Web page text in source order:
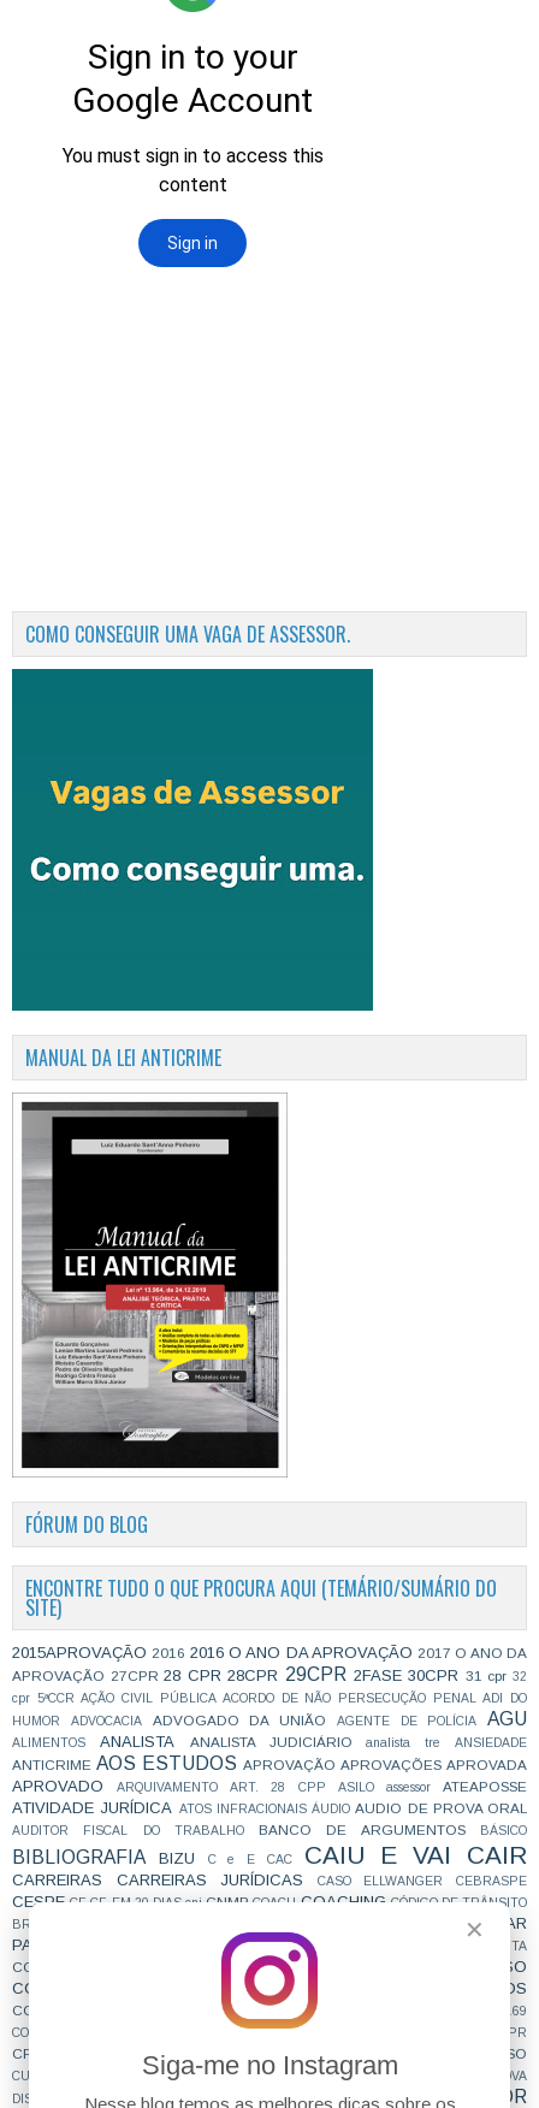
✕
Siga-me no Instagram
Nesse blog temos as melhores dicas sobre os
COMO CONSEGUIR UMA VAGA DE ASSESSOR.
MANUAL DA LEI ANTICRIME
FÓRUM DO BLOG
ENCONTRE TUDO O QUE PROCURA AQUI (TEMÁRIO/SUMÁRIO DO
SITE)
2015APROVAÇÃO 2016 2016 O ANO DA APROVAÇÃO 2017 O ANO DA
APROVAÇÃO 27CPR 28 CPR 28CPR 29CPR 2FASE 30CPR 31 cpr 32
cpr
5ªCCR AÇÃO CIVIL PÚBLICA ACORDO DE NÃO PERSECUÇÃO PENAL
ADI DO
HUMOR
ADVOCACIA ADVOGADO DA UNIÃO AGENTE DE POLÍCIA AGU
ALIMENTOS ANALISTA ANALISTA JUDICIÁRIO analista tre ANSIEDADE
ANTICRIME AOS ESTUDOS APROVAÇÃO APROVAÇÕES APROVADA
APROVADO ARQUIVAMENTO ART. 28 CPP ASILO assessor ATEAPOSSE
ATIVIDADE JURÍDICA ATOS INFRACIONAIS ÁUDIO AUDIO DE PROVA ORAL
AUDITOR FISCAL DO TRABALHO BANCO DE ARGUMENTOS BÁSICO
BIBLIOGRAFIA BIZU C e E CAC CAIU E VAI CAIR
CARREIRAS CARREIRAS JURÍDICAS CASO ELLWANGER CEBRASPE
CESPE CF CF EM 20 DIAS cnj CNMP COACH COACHING CÓDIGO DE TRÂNSITO
BRASILEIRO
COMO SE PREPARAR
PARA CONCURSOS
COMPROMISSO DE AJUSTAMENTO DE CONDUTA
CONCENTRAÇÃO CONCURFRIENDS CONCURSEIROS
CONCURSO
CONCURSO PÚBLICO
CONCURSOS CONCURSOS FUTUROS
CONCURSOS NÍVEL HARD CONTRATAÇÃO TEMPORÁRIA
CONVENÇÃO 169
COOPERAÇÃO INTERNACIONAL
CORTE INTERAMERICANA CPR
CRIMINOLOGIA CRONOGRAMA CURIOSIDADES CURSO
CURSO ESTUDO DE CASO - TRF4 CURSO PARA A SUBJETIVA
CURSO PROVA
DISCURSIVA
CURSO PROVA ORAL DEBATE DEFENSOR